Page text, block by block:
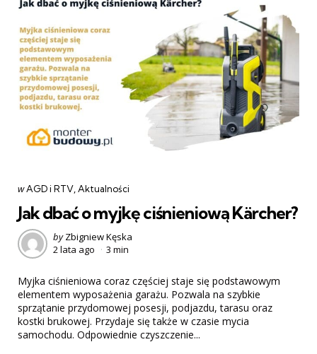
Categories
post
wAGD i RTV Aktualności
Jak dbać o myjkę ciśnieniową Kärcher?
Posted
by
by Zbigniew Kęska
2 lata ago
3 min
Myjka ciśnieniowa coraz częściej staje się podstawowym
elementem wyposażenia garażu. Pozwala na szybkie
sprzątanie przydomowej posesji, podjazdu, tarasu oraz
kostki brukowej. Przydaje się także w czasie mycia
samochodu. Odpowiednie czyszczenie...